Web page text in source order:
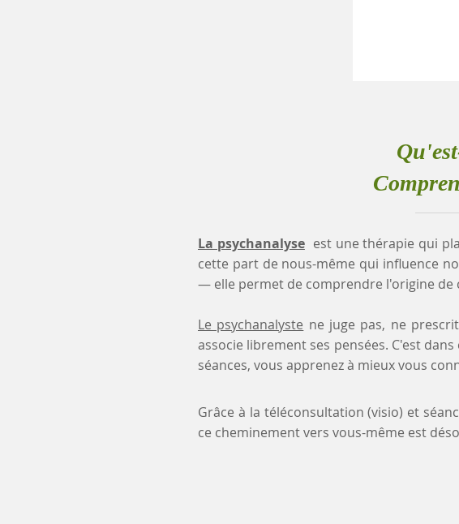
La psychanalyse est une thérapie qui
cette part de nous-même qui influence
— elle permet de comprendre l'origine de
Le psychanalyste ne juge pas, ne
associe librement ses pensées. C'est
séances, vous apprenez à mieux vous
Grâce à la téléconsultation (visio) et
ce cheminement vers vous-même est